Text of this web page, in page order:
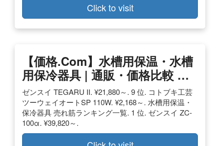
Click to visit
【価格.com】水槽用保温・水槽
用保冷器具 | 通販・価格比較 …
ゼンスイ TEGARU II. ¥21,880～. 9 位. コトブキ工芸
ツーウェイオートSP 110W. ¥2,168～. 水槽用保温・
保冷器具 売れ筋ランキング一覧. 1 位. ゼンスイ ZC-
100α. ¥39,820～.